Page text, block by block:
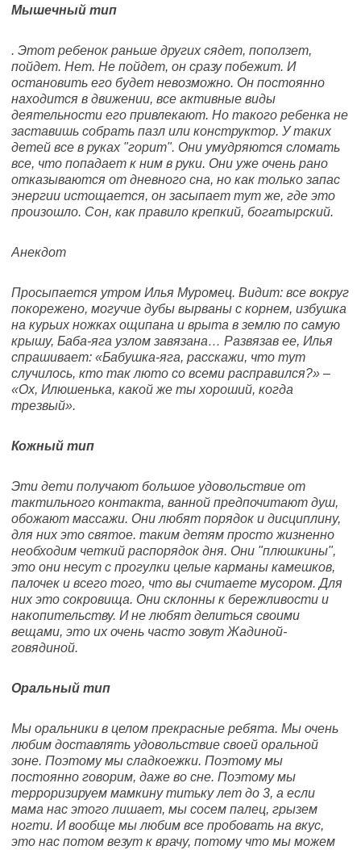
Мышечный тип
. Этот ребенок раньше других сядет, поползет,
пойдет. Нет. Не пойдет, он сразу побежит. И
остановить его будет невозможно. Он постоянно
находится в движении, все активные виды
деятельности его привлекают. Но такого ребенка не
заставишь собрать пазл или конструктор. У таких
детей все в руках "горит". Они умудряются сломать
все, что попадает к ним в руки. Они уже очень рано
отказываются от дневного сна, но как только запас
энергии истощается, он засыпает тут же, где это
произошло. Сон, как правило крепкий, богатырский.
Анекдот
Просыпается утром Илья Муромец. Видит: все вокруг
покорежено, могучие дубы вырваны с корнем, избушка
на курьих ножках ощипана и врыта в землю по самую
крышу, Баба-яга узлом завязана… Развязав ее, Илья
спрашивает: «Бабушка-яга, расскажи, что тут
случилось, кто так люто со всеми расправился?» –
«Ох, Илюшенька, какой же ты хороший, когда
трезвый».
Кожный тип
Эти дети получают большое удовольствие от
тактильного контакта, ванной предпочитают душ,
обожают массажи. Они любят порядок и дисциплину,
для них это святое. таким детям просто жизненно
необходим четкий распорядок дня. Они "плюшкины",
это они несут с прогулки целые карманы камешков,
палочек и всего того, что вы считаете мусором. Для
них это сокровища. Они склонны к бережливости и
накопительству. И не любят делиться своими
вещами, это их очень часто зовут Жадиной-
говядиной.
Оральный тип
Мы оральники в целом прекрасные ребята. Мы очень
любим доставлять удовольствие своей оральной
зоне. Поэтому мы сладкоежки. Поэтому мы
постоянно говорим, даже во сне. Поэтому мы
терроризируем мамкину титьку лет до 3, а если
мама нас этого лишает, мы сосем палец, грызем
ногти. И вообще мы любим все пробовать на вкус,
это нас потом везут к врачу, потому что мы можем